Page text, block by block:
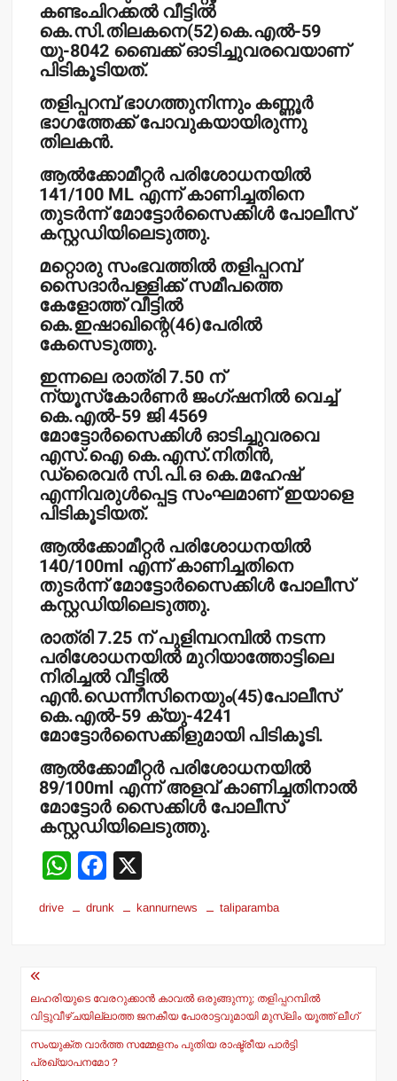
കണ്ടംചിറക്കല്‍ വീട്ടില്‍
കെ.സി.തിലകനെ(52)കെ.എല്‍-59
യു-8042 ബൈക്ക് ഓടിച്ചുവരവെയാണ്
പിടികൂടിയത്.
തളിപ്പറമ്പ് ഭാഗത്തുനിന്നും കണ്ണൂര്‍
ഭാഗത്തേക്ക് പോവുകയായിരുന്നു
തിലകന്‍.
ആല്‍ക്കോമീറ്റര്‍ പരിശോധനയില്‍
141/100 ML എന്ന് കാണിച്ചതിനെ
തുടര്‍ന്ന് മോട്ടോര്‍സൈക്കിള്‍ പോലീസ്
കസ്റ്റഡിയിലെടുത്തു.
മറ്റൊരു സംഭവത്തില്‍ തളിപ്പറമ്പ്
സൈദാര്‍പള്ളിക്ക് സമീപത്തെ
കേളോത്ത് വീട്ടില്‍
കെ.ഇഷാഖിന്റെ(46)പേരില്‍
കേസെടുത്തു.
ഇന്നലെ രാത്രി 7.50 ന്
ന്യൂസ്‌കോര്‍ണര്‍ ജംഗ്ഷനില്‍ വെച്ച്
കെ.എല്‍-59 ജി 4569
മോട്ടോര്‍സൈക്കിള്‍ ഓടിച്ചുവരവെ
എസ്.ഐ കെ.എസ്.നിതിന്‍,
ഡ്രൈവര്‍ സി.പി.ഒ കെ.മഹേഷ്
എന്നിവരുള്‍പ്പെട്ട സംഘമാണ് ഇയാളെ
പിടികൂടിയത്.
ആല്‍ക്കോമീറ്റര്‍ പരിശോധനയില്‍
140/100ml എന്ന് കാണിച്ചതിനെ
തുടര്‍ന്ന് മോട്ടോര്‍സൈക്കിള്‍ പോലീസ്
കസ്റ്റഡിയിലെടുത്തു.
രാത്രി 7.25 ന് പുളിമ്പറമ്പില്‍ നടന്ന
പരിശോധനയില്‍ മുറിയാത്തോട്ടിലെ
നിരിച്ചല്‍ വീട്ടില്‍
എന്‍.ഡെന്നീസിനെയും(45)പോലീസ്
കെ.എല്‍-59 ക്യു-4241
മോട്ടോര്‍സൈക്കിളുമായി പിടികൂടി.
ആല്‍ക്കോമീറ്റര്‍ പരിശോധനയില്‍
89/100ml എന്ന് അളവ് കാണിച്ചതിനാല്‍
മോട്ടോര്‍ സൈക്കിള്‍ പോലീസ്
കസ്റ്റഡിയിലെടുത്തു.
W
at
p
p
F
c
o
o
k
drive drunk kannurnews taliparamba
Post
navigation
ലഹരിയുടെ വേരറുക്കാന്‍ കാവല്‍ ഒരുങ്ങുന്നു; തളിപ്പറമ്പില്‍
വിട്ടുവീഴ്ചയില്ലാത്ത ജനകീയ പോരാട്ടവുമായി മുസ്ലിം യൂത്ത് ലീഗ്
സംയുക്ത വാര്‍ത്ത സമ്മേളനം പുതിയ രാഷ്ട്രീയ പാര്‍ട്ടി
പ്രഖ്യാപനമോ ?